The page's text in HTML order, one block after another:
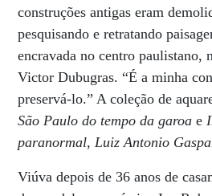
construções antigas eram
pesquisando e retratando
encravada no centro
Victor Dubugras. “É a minha
preservá-lo.” A coleção de
São Paulo do tempo da garoa e
paranormal,Luiz Antonio
Viúva depois de 36 anos de